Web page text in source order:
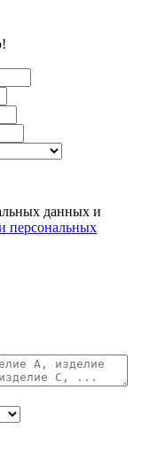
данных и
персональных